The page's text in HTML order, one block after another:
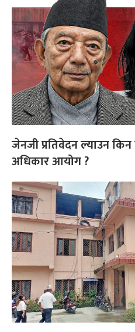
जेनजी प्रतिवेदन ल्याउन
अधिकार आयोग ?